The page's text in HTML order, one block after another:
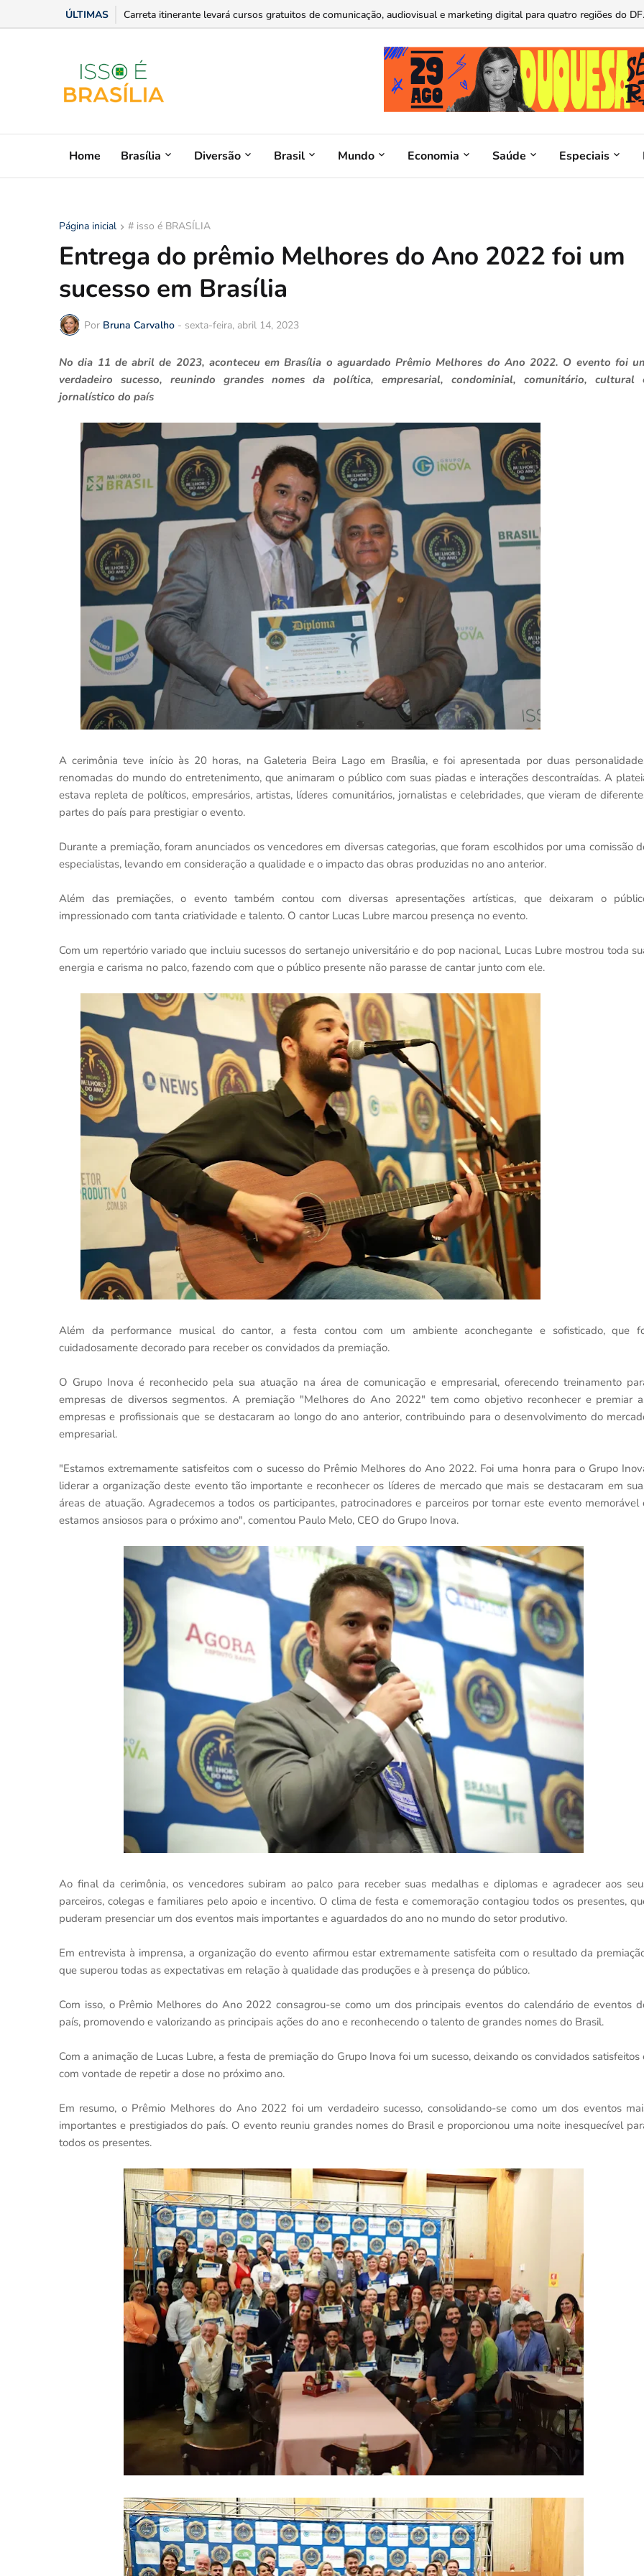
ÚLTIMAS Flávio Bolsonaro cita defesa das mulheres ao apoiar Cristiane Britto para deputada federal...
Home Brasília Diversão Brasil Mundo Economia Saúde Especiais
Página inicial # isso é BRASÍLIA
Entrega do prêmio Melhores do Ano 2022 foi um
sucesso em Brasília
Por Bruna Carvalho - sexta-feira, abril 14, 2023
No dia 11 de abril de 2023, aconteceu em Brasília o aguardado Prêmio Melhores do Ano 2022. O evento foi
verdadeiro sucesso, reunindo grandes nomes da política, empresarial, condominial, comunitário, cultural
jornalístico do país
A cerimônia teve início às 20 horas, na Galeteria Beira Lago em Brasília, e foi apresentada por duas
renomadas do mundo do entretenimento, que animaram o público com suas piadas e interações descontraídas. A
estava repleta de políticos, empresários, artistas, líderes comunitários, jornalistas e celebridades, que vieram de
partes do país para prestigiar o evento.
Durante a premiação, foram anunciados os vencedores em diversas categorias, que foram escolhidos por uma comissão
especialistas, levando em consideração a qualidade e o impacto das obras produzidas no ano anterior.
Além das premiações, o evento também contou com diversas apresentações artísticas, que deixaram o
impressionado com tanta criatividade e talento. O cantor Lucas Lubre marcou presença no evento.
Com um repertório variado que incluiu sucessos do sertanejo universitário e do pop nacional, Lucas Lubre mostrou toda
energia e carisma no palco, fazendo com que o público presente não parasse de cantar junto com ele.
Além da performance musical do cantor, a festa contou com um ambiente aconchegante e sofisticado, que
cuidadosamente decorado para receber os convidados da premiação.
O Grupo Inova é reconhecido pela sua atuação na área de comunicação e empresarial, oferecendo treinamento
empresas de diversos segmentos. A premiação "Melhores do Ano 2022" tem como objetivo reconhecer e premiar
empresas e profissionais que se destacaram ao longo do ano anterior, contribuindo para o desenvolvimento do
empresarial.
"Estamos extremamente satisfeitos com o sucesso do Prêmio Melhores do Ano 2022. Foi uma honra para o Grupo
liderar a organização deste evento tão importante e reconhecer os líderes de mercado que mais se destacaram em
áreas de atuação. Agradecemos a todos os participantes, patrocinadores e parceiros por tornar este evento memorável
estamos ansiosos para o próximo ano", comentou Paulo Melo, CEO do Grupo Inova.
Ao final da cerimônia, os vencedores subiram ao palco para receber suas medalhas e diplomas e agradecer aos
parceiros, colegas e familiares pelo apoio e incentivo. O clima de festa e comemoração contagiou todos os presentes,
puderam presenciar um dos eventos mais importantes e aguardados do ano no mundo do setor produtivo.
Em entrevista à imprensa, a organização do evento afirmou estar extremamente satisfeita com o resultado da
que superou todas as expectativas em relação à qualidade das produções e à presença do público.
Com isso, o Prêmio Melhores do Ano 2022 consagrou-se como um dos principais eventos do calendário de eventos
país, promovendo e valorizando as principais ações do ano e reconhecendo o talento de grandes nomes do Brasil.
Com a animação de Lucas Lubre, a festa de premiação do Grupo Inova foi um sucesso, deixando os convidados satisfeitos
com vontade de repetir a dose no próximo ano.
Em resumo, o Prêmio Melhores do Ano 2022 foi um verdadeiro sucesso, consolidando-se como um dos eventos
importantes e prestigiados do país. O evento reuniu grandes nomes do Brasil e proporcionou uma noite inesquecível
todos os presentes.